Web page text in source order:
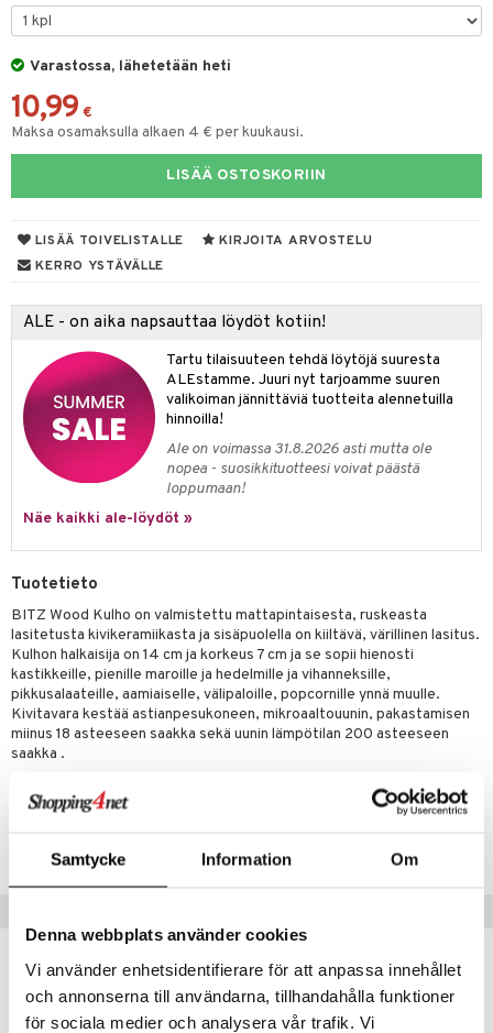
Samtycke Information Om
Denna webbplats använder cookies
Vi använder enhetsidentifierare för att anpassa innehållet
och annonserna till användarna, tillhandahålla funktioner
för sociala medier och analysera vår trafik. Vi
Varastossa, lähetetään heti
10,99 €
Maksa osamaksulla alkaen 4 € per kuukausi.
LISÄÄ OSTOSKORIIN
LISÄÄ TOIVELISTALLE
KIRJOITA ARVOSTELU
KERRO YSTÄVÄLLE
ALE - on aika napsauttaa löydöt kotiin!
Tartu tilaisuuteen tehdä löytöjä suuresta
ALEstamme. Juuri nyt tarjoamme suuren
valikoiman jännittäviä tuotteita alennetuilla
hinnoilla!
Ale on voimassa 31.8.2026 asti mutta ole
nopea - suosikkituotteesi voivat päästä
loppumaan!
Näe kaikki ale-löydöt »
Tuotetieto
BITZ Wood Kulho on valmistettu mattapintaisesta, ruskeasta
lasitetusta kivikeramiikasta ja sisäpuolella on kiiltävä, värillinen lasitus.
Kulhon halkaisija on 14 cm ja korkeus 7 cm ja se sopii hienosti
kastikkeille, pienille maroille ja hedelmille ja vihanneksille,
pikkusalaateille, aamiaiselle, välipaloille, popcornille ynnä muulle.
Kivitavara kestää astianpesukoneen, mikroaaltouunin, pakastamisen
miinus 18 asteeseen saakka sekä uunin lämpötilan 200 asteeseen
saakka .
Tuotenumero
kampanja -15%
& Vihannesveitset
sisustus
tarvikkeita
tekstiilit
koristelu
säilytys
tekstiilit
Saalit
& Tyynyliinat
& Peitot
& Koukut
& Korit
& Veistokset
& Lyhdyt
& Korit
tekstiilit
tekstiilit
tekstiilit
& Tyynyliinat
& Peitot
hyönteissuoja
& Lyhdyt
& vastauksia